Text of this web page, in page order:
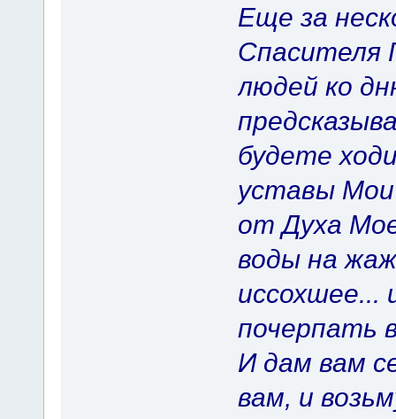
Еще за
Спасителя
людей ко
будете
уставы
от Духа
воды на
иссохшее...
почерпать
И дам вам
вам, и